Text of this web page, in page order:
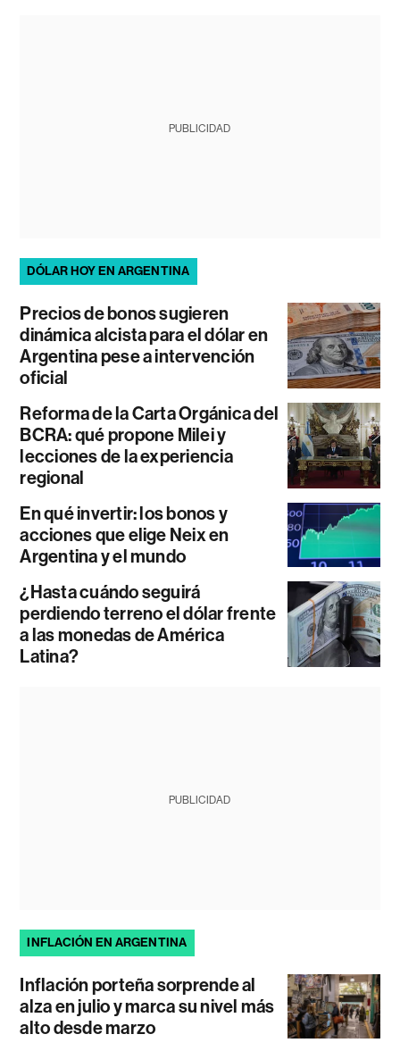
PUBLICIDAD
DÓLAR HOY EN ARGENTINA
Precios de bonos sugieren
dinámica alcista para el dólar en
Argentina pese a intervención
oficial
Reforma de la Carta Orgánica del
BCRA: qué propone Milei y
lecciones de la experiencia
regional
En qué invertir: los bonos y
acciones que elige Neix en
Argentina y el mundo
¿Hasta cuándo seguirá
perdiendo terreno el dólar frente
a las monedas de América
Latina?
PUBLICIDAD
INFLACIÓN EN ARGENTINA
Inflación porteña sorprende al
alza en julio y marca su nivel más
alto desde marzo